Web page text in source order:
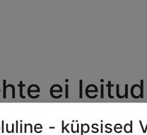
ei leitud
- küpsised